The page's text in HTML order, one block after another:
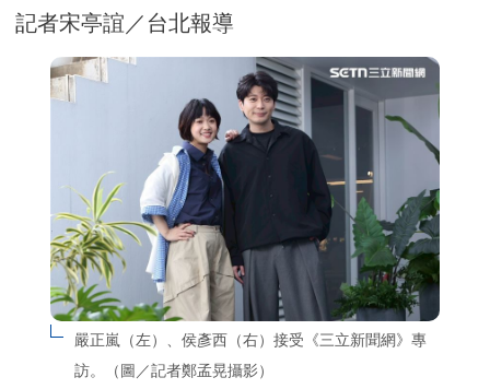
記者宋亭誼／台北報導
嚴正嵐（左）、侯彥西（右）接受《三立新聞網》專
訪。（圖／記者鄭孟晃攝影）